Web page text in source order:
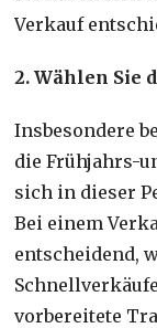
Verkauf
2. Wählen Sie
Insbesondere
die Frühjahrs-
sich in dieser
Bei einem
entscheidend,
vorbereitete